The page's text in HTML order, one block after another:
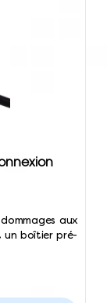
aux
un boîtier pré-